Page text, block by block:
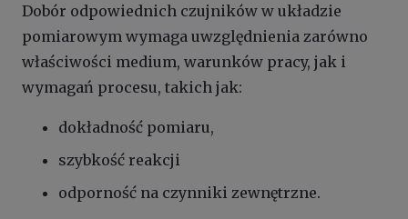
Dobór odpowiednich czujników w układzie
pomiarowym wymaga uwzględnienia zarówno
właściwości medium, warunków pracy, jak i
wymagań procesu, takich jak:
dokładność pomiaru,
szybkość reakcji
odporność na czynniki zewnętrzne.